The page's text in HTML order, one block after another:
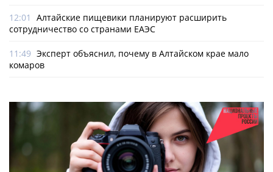
12:01
Алтайские пищевики планируют расширить
сотрудничество со странами ЕАЭС
11:49 Эксперт объяснил, почему в Алтайском крае мало
комаров